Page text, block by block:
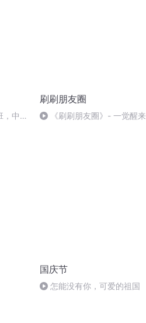
中考
刷刷朋友圈
《刷刷朋友圈》- 一觉醒来
国庆节
怎能没有你，可爱的祖国